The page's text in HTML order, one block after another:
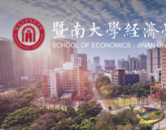
学院概况
新闻中心